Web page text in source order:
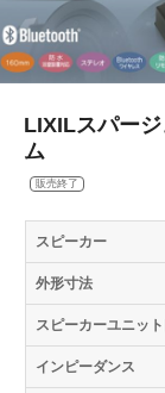
LIXILスパー
ム
販売終了
スピーカー
外形寸法
スピーカーユニッ
インピーダンス